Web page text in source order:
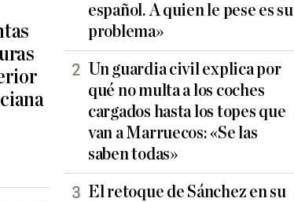
español. A quien le pese es su
problema»
Un guardia civil explica por
qué no multa a los coches
cargados hasta los topes que
van a Marruecos: «Se las
saben todas»
El retoque de Sánchez en su